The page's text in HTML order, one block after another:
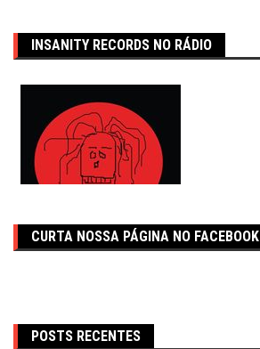
INSANITY RECORDS NO RÁDIO
CURTA NOSSA PÁGINA NO FACEBOOK
POSTS RECENTES